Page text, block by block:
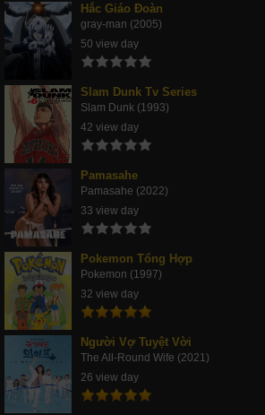
Hắc Giáo Đoàn
gray-man (2005)
50 view day
Slam Dunk Tv Series
Slam Dunk (1993)
42 view day
Pamasahe
Pamasahe (2022)
33 view day
Pokemon Tổng Hợp
Pokemon (1997)
32 view day
Người Vợ Tuyệt Vời
The All-Round Wife (2021)
26 view day